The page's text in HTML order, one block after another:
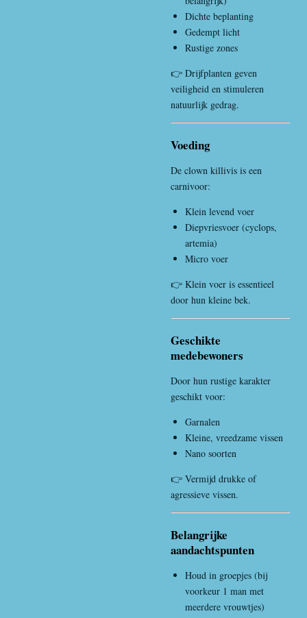
Dichte beplanting
Gedempt licht
Rustige zones
👉 Drijfplanten geven
veiligheid en stimuleren
natuurlijk gedrag.
Voeding
De clown killivis is een
carnivoor:
Klein levend voer
Diepvriesvoer (cyclops,
artemia)
Micro voer
👉 Klein voer is essentieel
door hun kleine bek.
Geschikte
medebewoners
Door hun rustige karakter
geschikt voor:
Garnalen
Kleine, vreedzame vissen
Nano soorten
👉 Vermijd drukke of
agressieve vissen.
Belangrijke
aandachtspunten
Houd in groepjes (bij
voorkeur 1 man met
meerdere vrouwtjes)